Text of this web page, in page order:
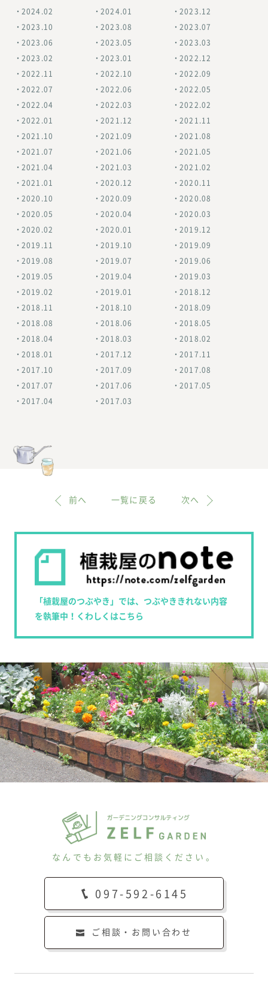
2024.02 2024.01 2023.12
2023.10 2023.08 2023.07
2023.06 2023.05 2023.03
2023.02 2023.01 2022.12
2022.11 2022.10 2022.09
2022.07 2022.06 2022.05
2022.04 2022.03 2022.02
2022.01 2021.12 2021.11
2021.10 2021.09 2021.08
2021.07 2021.06 2021.05
2021.04 2021.03 2021.02
2021.01 2020.12 2020.11
2020.10 2020.09 2020.08
2020.05 2020.04 2020.03
2020.02 2020.01 2019.12
2019.11 2019.10 2019.09
2019.08 2019.07 2019.06
2019.05 2019.04 2019.03
2019.02 2019.01 2018.12
2018.11 2018.10 2018.09
2018.08 2018.06 2018.05
2018.04 2018.03 2018.02
2018.01 2017.12 2017.11
2017.10 2017.09 2017.08
2017.07 2017.06 2017.05
2017.04 2017.03
前へ 一覧に戻る 次へ
「植栽屋のつぶやき」では、つぶやききれない内容
を執筆中！くわしくはこちら
なんでもお気軽にご相談ください。
097-592-6145
ご相談・お問い合わせ